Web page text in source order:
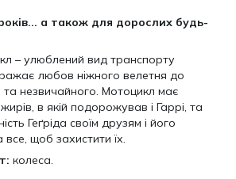
а також для дорослих будь-
– улюблений вид транспорту
любов ніжного велетня до
та незвичайного. Мотоцикл має
в якій подорожував і Гаррі, та
Геґріда своїм друзям і його
все, щоб захистити їх.
колеса.